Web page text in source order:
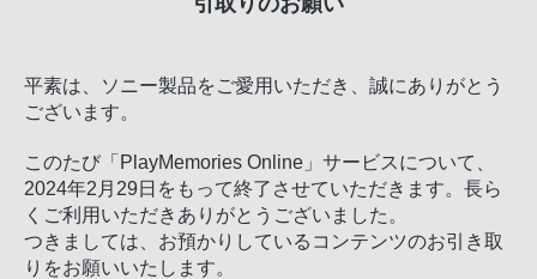
平素は、ソニー製品をご愛用いただき、誠にありがとう
ございます。
このたび「PlayMemories Online」サービスについて、
2024年2月29日をもって終了させていただきます。長ら
くご利用いただきありがとうございました。
つきましては、お預かりしているコンテンツのお引き取
りをお願いいたします。